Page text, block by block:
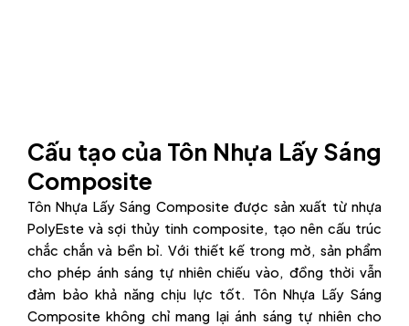
Cấu tạo của Tôn Nhựa Lấy Sáng
Composite
Tôn Nhựa Lấy Sáng Composite được sản xuất từ nhựa
PolyEste và sợi thủy tinh composite, tạo nên cấu trúc
chắc chắn và bền bỉ. Với thiết kế trong mờ, sản phẩm
cho phép ánh sáng tự nhiên chiếu vào, đồng thời vẫn
đảm bảo khả năng chịu lực tốt. Tôn Nhựa Lấy Sáng
Composite không chỉ mang lại ánh sáng tự nhiên cho